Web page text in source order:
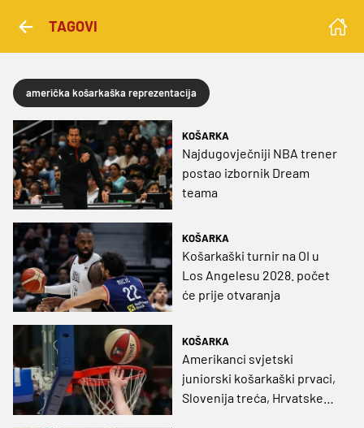
TAGOVI
američka košarkaška reprezentacija
KOŠARKA
Najdugovječniji NBA trener
postao izbornik Dream
teama
KOŠARKA
Košarkaški turnir na OI u
Los Angelesu 2028. počet
će prije otvaranja
KOŠARKA
Amerikanci svjetski
juniorski košarkaški prvaci,
Slovenija treća, Hrvatske